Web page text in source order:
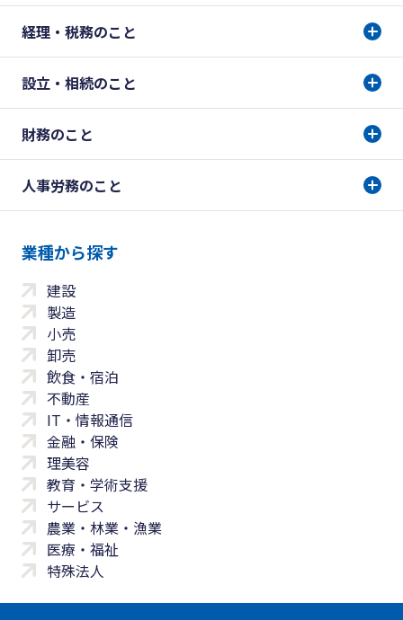
経理・税務のこと
設立・相続のこと
財務のこと
人事労務のこと
業種から探す
建設
製造
小売
卸売
飲食・宿泊
不動産
IT・情報通信
金融・保険
理美容
教育・学術支援
サービス
農業・林業・漁業
医療・福祉
特殊法人